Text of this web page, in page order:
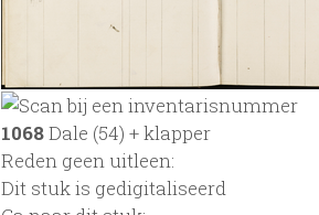
1068Dale (54) + klapper
Reden geen uitleen:
Dit stuk is gedigitaliseerd